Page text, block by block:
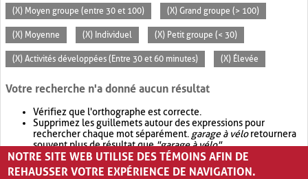
(X) Moyen groupe (entre 30 et 100) (X) Grand groupe (> 100)
(X) Moyenne (X) Individuel (X) Petit groupe (< 30)
(X) Activités développées (Entre 30 et 60 minutes) (X) Élevée
Votre recherche n'a donné aucun résultat
Vérifiez que l'orthographe est correcte.
Supprimez les guillemets autour des expressions pour
rechercher chaque mot séparément. garage à véloretournera
souvent plus de résultat que"garage à vélo".
Envisagez d'élargir votre recherche avec OR.garage OR vélo
retournera souvent plus de résultat quegarage à vélo
NOTRE SITE WEB UTILISE DES TÉMOINS AFIN DE
REHAUSSER VOTRE EXPÉRIENCE DE NAVIGATION.